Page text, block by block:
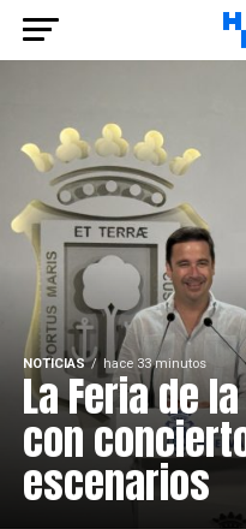
NOTICIAS hace 33 minutos
La Feria de
con
escenarios